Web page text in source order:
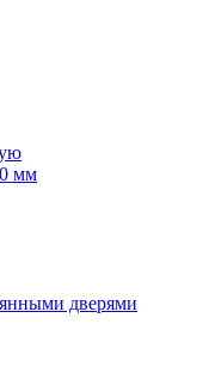
мм
дверями